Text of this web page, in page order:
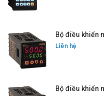
Bộ điều khiển
Liên hệ
Bộ điều khiển